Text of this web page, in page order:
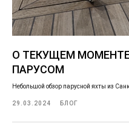
О ТЕКУЩЕМ
ПАРУСОМ
Небольшой обзор парусной яхты из
29.03.2024 БЛОГ